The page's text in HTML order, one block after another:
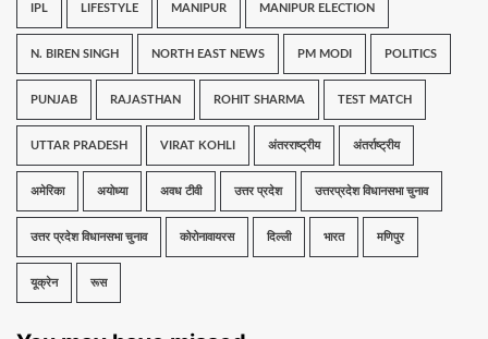
IPL LIFESTYLE MANIPUR MANIPUR ELECTION
N. BIREN SINGH NORTH EAST NEWS PM MODI POLITICS
PUNJAB RAJASTHAN ROHIT SHARMA TEST MATCH
UTTAR PRADESH VIRAT KOHLI अंतरराष्ट्रीय अंतर्राष्ट्रीय
अमेरिका अयोध्या अवध टीवी उत्तर प्रदेश उत्तरप्रदेश विधानसभा चुनाव
उत्तर प्रदेश विधानसभा चुनाव कोरोनावायरस दिल्ली भारत मणिपुर
यूक्रेन रूस